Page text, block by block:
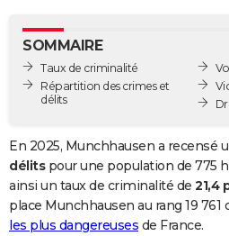
GUIDES D'ACHAT
BONS PLANS
Carte de Noël
Carte Bonne année
Carte Saint-Valentin
Carte Pâques
Carte d'anniversaire
DICTIONNAIRE
Dictionnaire
Biographies
Citations
Expressions
Proverbes
PROGRAMME TV
SOMMAIRE
Taux de criminalité
Répartition des crimes et
délits
En 2025, Munchhausen a recensé
délitspour une population de 775
ainsi un taux de criminalité de 21,4
place Munchhausen au rang 19
les plus dangereuses de France.